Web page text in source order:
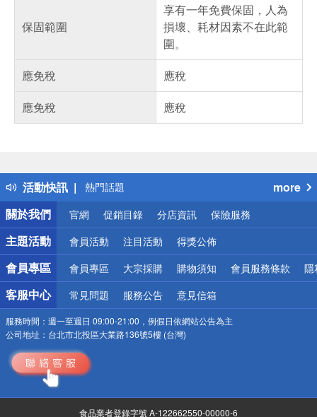
保固範圍
享有一年免費保固，人為
損壞、耗材因素不在此範
圍。
應免稅
應稅
應免稅
應稅
活動快訊
得獎公告
熱門話題
銀行優惠
偏遠地區配送
詐騙網頁！請小心！
more
關於我們
官網 促銷目錄 分店資訊 保險服務
主題活動 會員活動 注目活動 得獎公佈
會員專區 會員專區 大宗採購 購物須知 會員服務條款 隱
客服中心 常見問題 服務公告 意見信箱
服務時間： 週一至週日 09:00-21:00，例假日依網站公告為主
公司地址： 台北市北投區大業路136號5樓 (台灣)
食品業者登錄字號 A-122662550-00000-6